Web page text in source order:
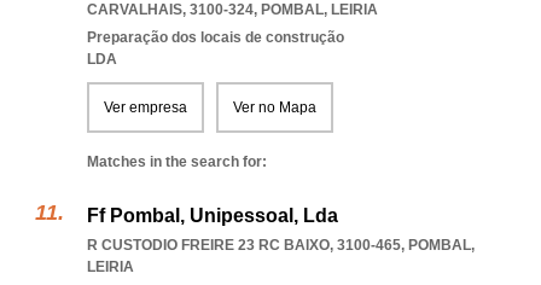
CARVALHAIS, 3100-324, POMBAL, LEIRIA
Preparação dos locais de construção
LDA
Ver empresa Ver no Mapa
Matches in the search for:
Ff Pombal, Unipessoal, Lda
R CUSTODIO FREIRE 23 RC BAIXO, 3100-465, POMBAL,
LEIRIA